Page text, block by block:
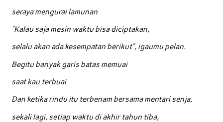
seraya mengurai lamunan
“Kalau saja mesin waktu bisa diciptakan,
selalu akan ada kesempatan berikut”, igaumu pelan.
Begitu banyak garis batas memuai
saat kau terbuai
Dan ketika rindu itu terbenam bersama mentari senja,
sekali lagi, setiap waktu di akhir tahun tiba,